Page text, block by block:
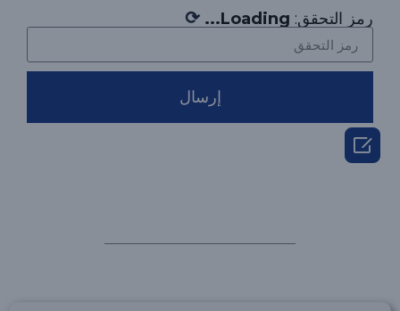
رمز التحقق: Loading...
⟳
إرسال
